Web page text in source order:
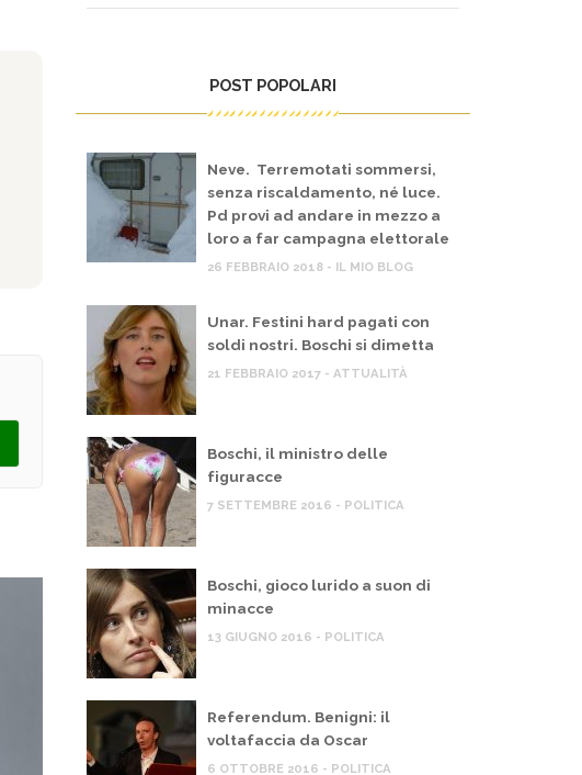
POST POPOLARI
Neve. Terremotati sommersi,
senza riscaldamento, né luce.
Pd provi ad andare in mezzo a
loro a far campagna elettorale
26 FEBBRAIO 2018 - IL MIO BLOG
Unar. Festini hard pagati con
soldi nostri. Boschi si dimetta
21 FEBBRAIO 2017 - ATTUALITÀ
Boschi, il ministro delle
figuracce
7 SETTEMBRE 2016 - POLITICA
Boschi, gioco lurido a suon di
minacce
13 GIUGNO 2016 - POLITICA
Referendum. Benigni: il
voltafaccia da Oscar
6 OTTOBRE 2016 - POLITICA